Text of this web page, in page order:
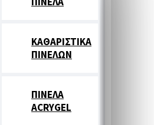
ΚΑΘΑΡΙΣΤΙΚΑ
ΠΙΝΕΛΩΝ
ΠΙΝΕΛΑ
ACRYGEL